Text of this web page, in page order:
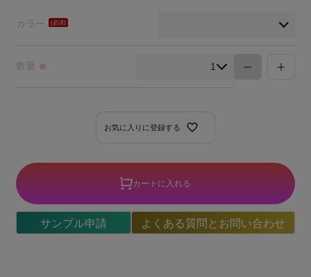
カラー
お気に入りに登録する
数量 ※
カートに入れる
サンプル申請 よくある質問とお問い合わせ